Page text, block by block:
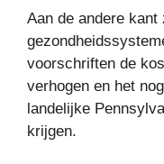
Aan de andere kant
voorschriften de
verhogen en het
landelijke
krijgen.